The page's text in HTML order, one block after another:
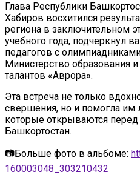
Глава Республики
Хабиров восхитился
региона в заключительном
учебного года, подчеркнул
педагогов с
Министерство образования
талантов «Аврора».
Эта встреча не только
свершения, но и помогла им
которые открываются
Башкортостан.
📷Больше фото в альбоме:
160003048_303210432